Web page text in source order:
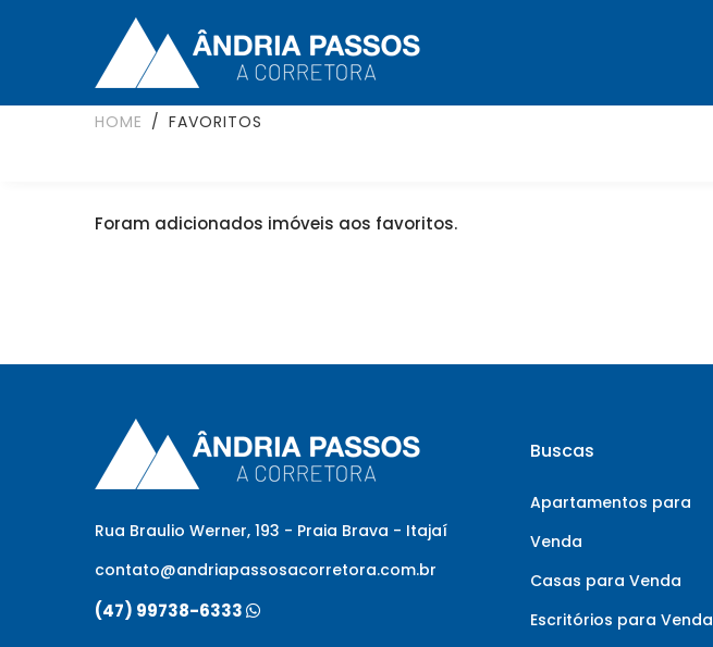
HOME FAVORITOS
Foram adicionados imóveis aos favoritos.
Rua Braulio Werner, 193 - Praia Brava - Itajaí
contato@andriapassosacorretora.com.br
(47) 99738-6333
Buscas
Apartamentos para
Venda
Casas para Venda
Escritórios para Venda